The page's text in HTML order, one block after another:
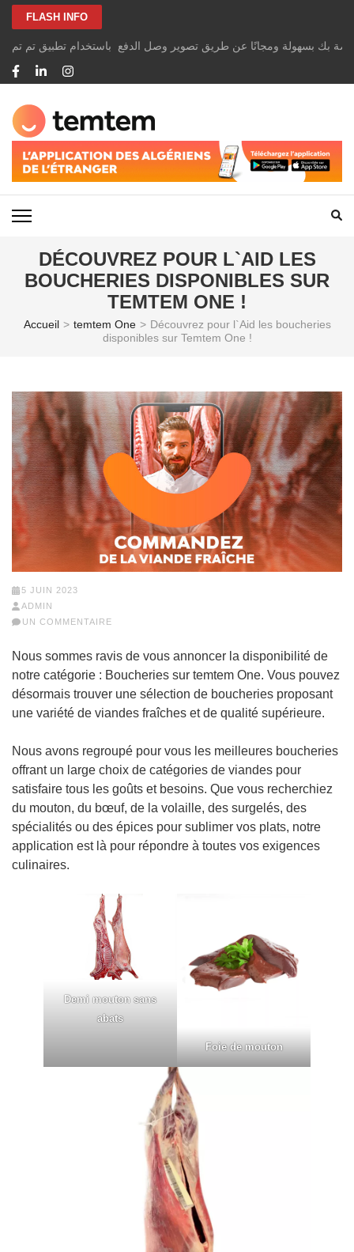
Aller
au
contenu
(Pressez
Entrée)
FLASH INFO
بك بسهولة ومجانًا عن طريق تصوير وصل الدفع باستخدام تطبيق تم تم
TEMTEM NEWS
DÉCOUVREZ POUR L`AID LES
BOUCHERIES DISPONIBLES SUR
TEMTEM ONE !
Accueil > temtem One > Découvrez pour l`Aid les boucheries
disponibles sur Temtem One !
5 JUIN 2023
ADMIN
UN COMMENTAIRE
Nous sommes ravis de vous annoncer la disponibilité de
notre catégorie : Boucheries sur temtem One. Vous pouvez
désormais trouver une sélection de boucheries proposant
une variété de viandes fraîches et de qualité supérieure.
Nous avons regroupé pour vous les meilleures boucheries
offrant un large choix de catégories de viandes pour
satisfaire tous les goûts et besoins. Que vous recherchiez
du mouton, du bœuf, de la volaille, des surgelés, des
spécialités ou des épices pour sublimer vos plats, notre
application est là pour répondre à toutes vos exigences
culinaires.
Demi mouton sans
abats
Foie de mouton